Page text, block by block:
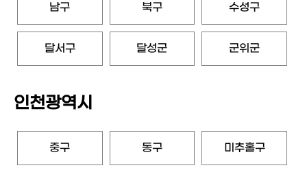
남구 북구 수성구
달서구 달성군 군위군
인천광역시
중구 동구 미추홀구